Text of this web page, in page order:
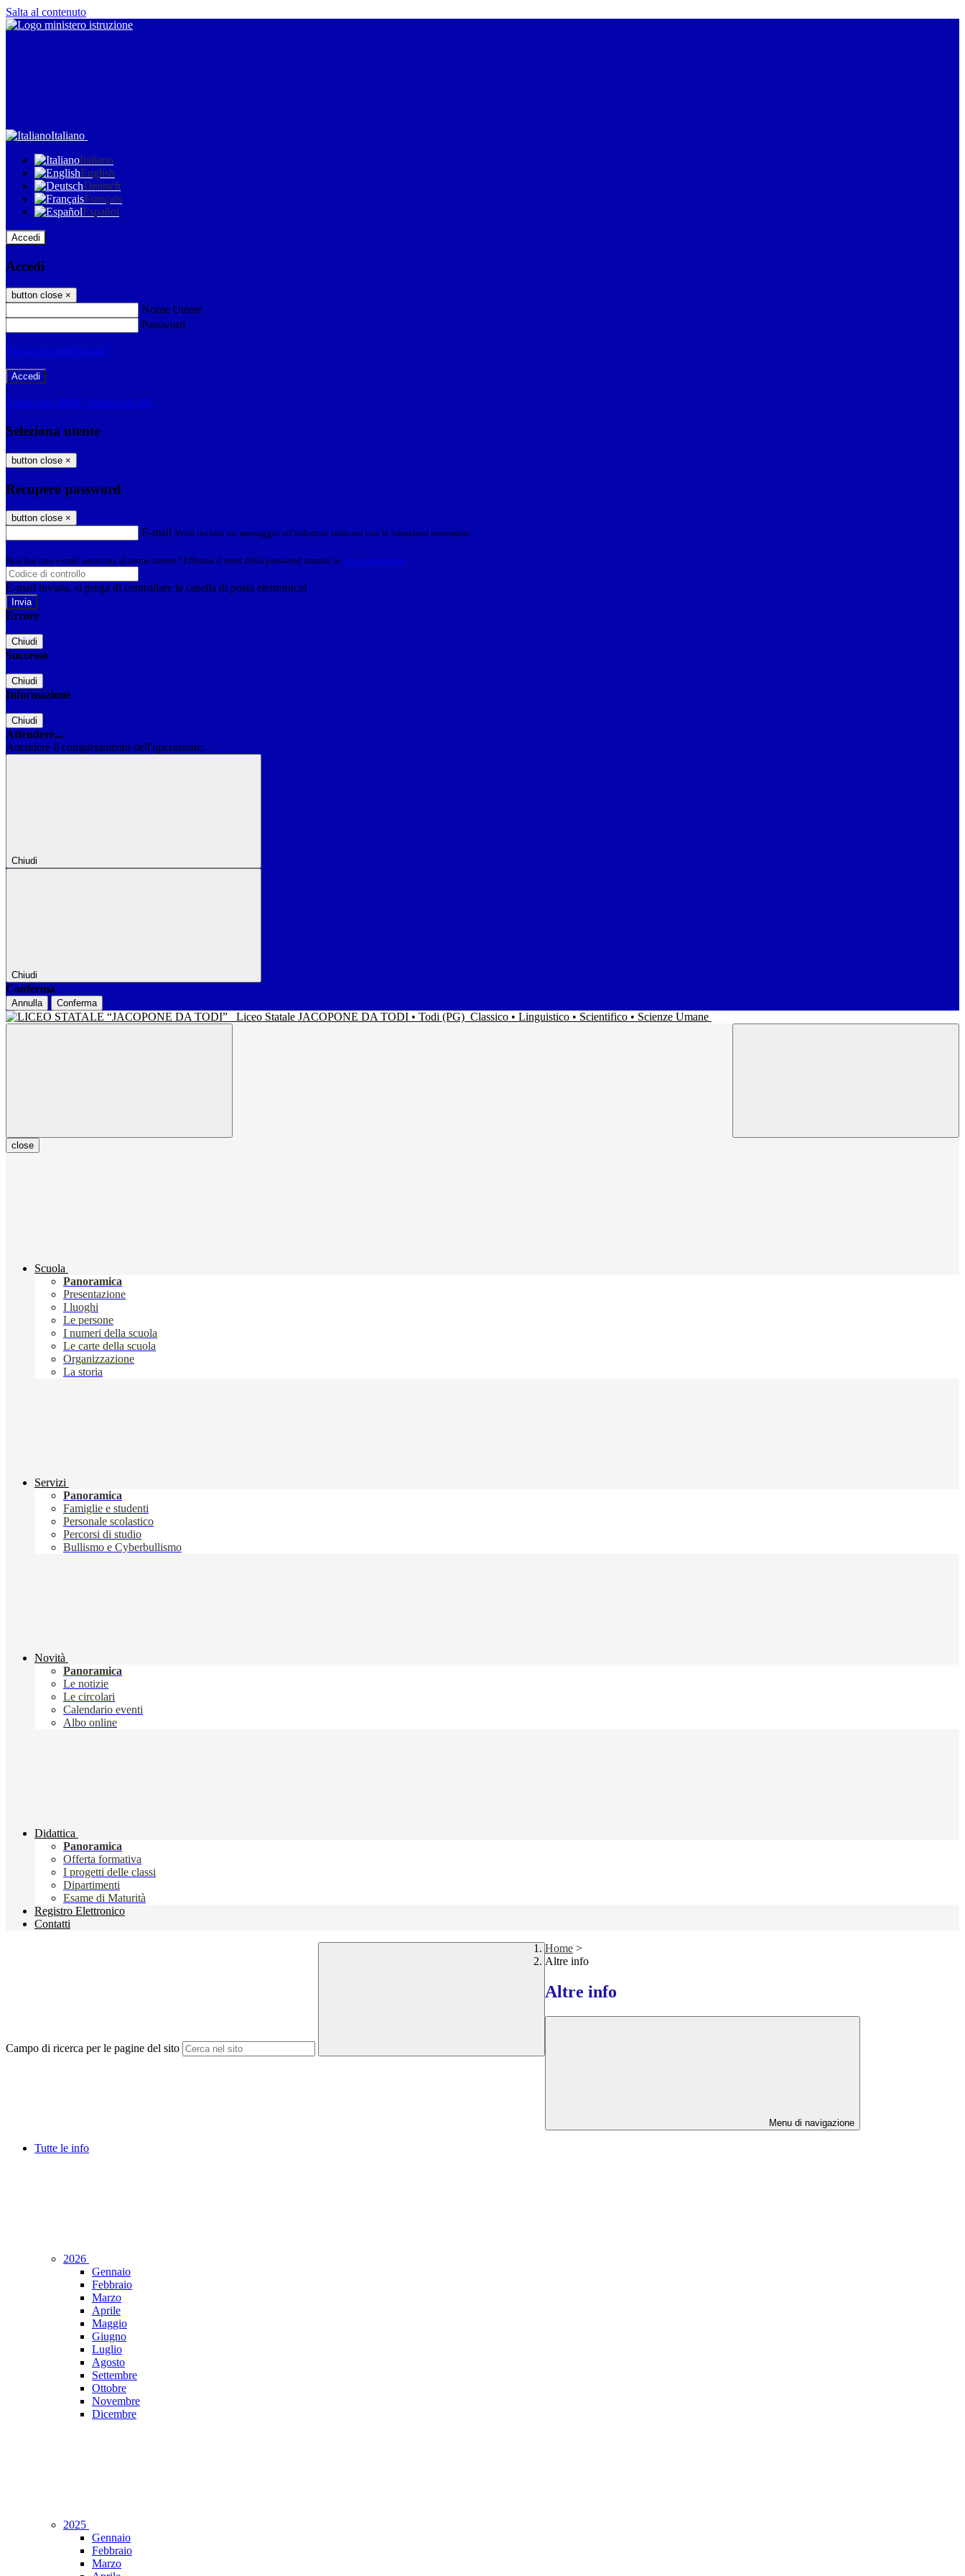
Salta al contenuto
Italiano
Italiano
English
Deutsch
Français
Español
Accedi
Accedi
button close ×
Nome Utente
Password
Password dimenticata?
-
Entra con SPID Entra con CIE
Seleziona utente
button close ×
Recupero password
button close ×
E-mail Verrà inviato un messaggio all'indirizzo indicato con le istruzioni necessarie.
Non hai una e-mail associata al nome utente? Effettua il reset della password tramite la Login Spaggiari
E-mail inviata, si prega di controllare la casella di posta elettronica!
Errore
Chiudi
Successo
Chiudi
Informazione
Chiudi
Attendere...
Attendere il completamento dell'operazione...
Chiudi
Chiudi
Conferma
Annulla Conferma
Liceo Statale JACOPONE DA TODI • Todi (PG) Classico • Linguistico • Scientifico • Scienze Umane
close
Scuola
Panoramica
Presentazione
I luoghi
Le persone
I numeri della scuola
Le carte della scuola
Organizzazione
La storia
Servizi
Panoramica
Famiglie e studenti
Personale scolastico
Percorsi di studio
Bullismo e Cyberbullismo
Novità
Panoramica
Le notizie
Le circolari
Calendario eventi
Albo online
Didattica
Panoramica
Offerta formativa
I progetti delle classi
Dipartimenti
Esame di Maturità
Registro Elettronico
Contatti
Campo di ricerca per le pagine del sito
Home >
Altre info
Altre info
Menu di navigazione
Tutte le info
2026
Gennaio
Febbraio
Marzo
Aprile
Maggio
Giugno
Luglio
Agosto
Settembre
Ottobre
Novembre
Dicembre
2025
Gennaio
Febbraio
Marzo